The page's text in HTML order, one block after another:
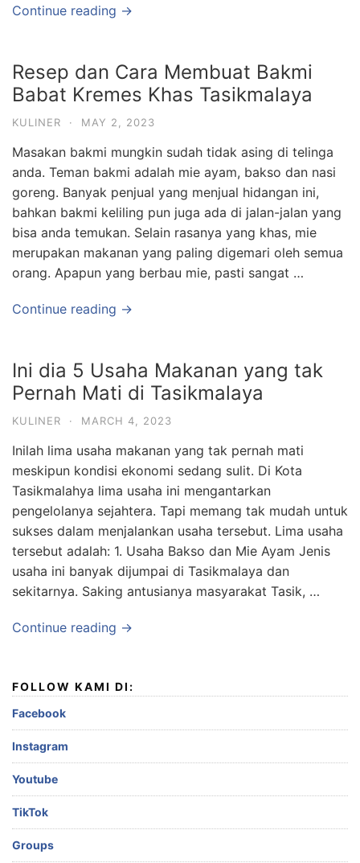
Continue reading →
Resep dan Cara Membuat Bakmi
Babat Kremes Khas Tasikmalaya
KULINER · MAY 2, 2023
Masakan bakmi mungkin sudah tidak asing di telinga
anda. Teman bakmi adalah mie ayam, bakso dan nasi
goreng. Banyak penjual yang menjual hidangan ini,
bahkan bakmi keliling pun juga ada di jalan-jalan yang
bisa anda temukan. Selain rasanya yang khas, mie
merupakan makanan yang paling digemari oleh semua
orang. Apapun yang berbau mie, pasti sangat …
Continue reading →
Ini dia 5 Usaha Makanan yang tak
Pernah Mati di Tasikmalaya
KULINER · MARCH 4, 2023
Inilah lima usaha makanan yang tak pernah mati
meskipun kondisi ekonomi sedang sulit. Di Kota
Tasikmalahya lima usaha ini mengantarkan
pengelolanya sejahtera. Tapi memang tak mudah untuk
sukses dalam menjalankan usaha tersebut. Lima usaha
tersebut adalah: 1. Usaha Bakso dan Mie Ayam Jenis
usaha ini banyak dijumpai di Tasikmalaya dan
sekitarnya. Saking antusianya masyarakat Tasik, …
Continue reading →
FOLLOW KAMI DI:
Facebook
Instagram
Youtube
TikTok
Groups